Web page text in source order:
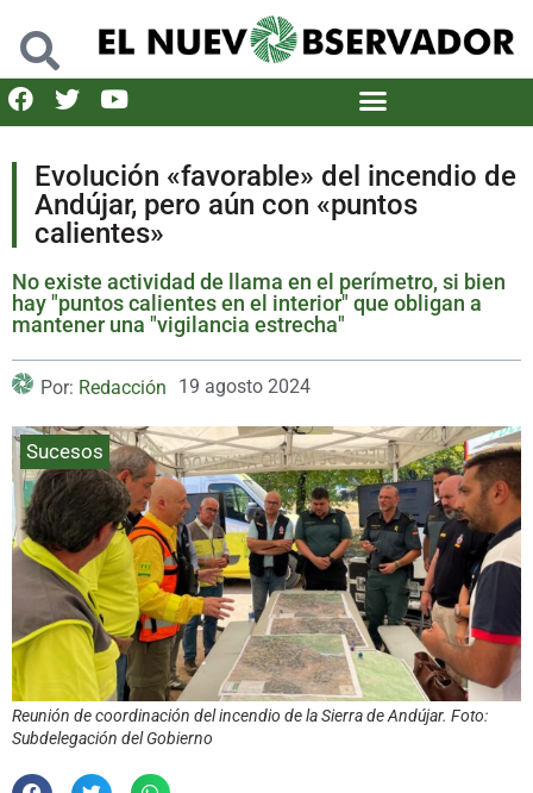
Evolución «favorable» del incendio de
Andújar, pero aún con «puntos
calientes»
No existe actividad de llama en el perímetro, si bien
hay "puntos calientes en el interior" que obligan a
mantener una "vigilancia estrecha"
Por: Redacción 19 agosto 2024
Sucesos
Reunión de coordinación del incendio de la Sierra de Andújar. Foto:
Subdelegación del Gobierno